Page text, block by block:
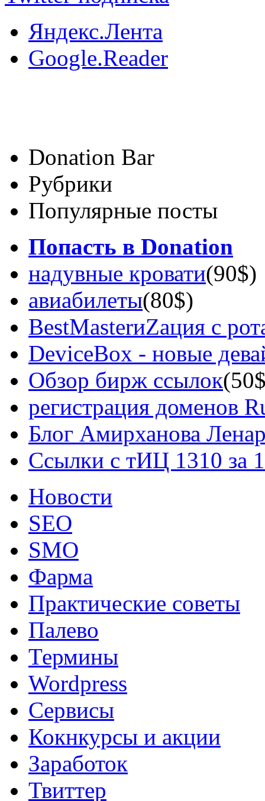
Яндекс.Лента
Google.Reader
Donation Bar
Рубрики
Популярные посты
Попасть в Donation
надувные кровати(90$)
авиабилеты(80$)
BestMasterиZация с
DeviceBox - новые
Обзор бирж ссылок
регистрация доменов
Блог Амирханова
Ссылки с тИЦ 1310 за
Новости
SEO
SMO
Фарма
Практические советы
Палево
Термины
Wordpress
Сервисы
Кокнкурсы и акции
Заработок
Твиттер